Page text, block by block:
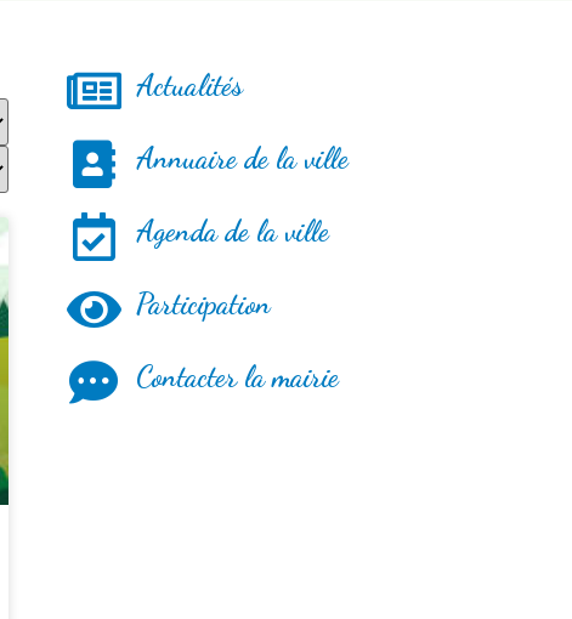
Actualités
Annuaire de la ville
Agenda de la ville
Participation
Contacter la mairie